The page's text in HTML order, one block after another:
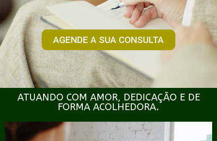
AGENDE A SUA CONSULTA
ATUANDO COM AMOR, DEDICAÇÃO E DE
FORMA ACOLHEDORA.